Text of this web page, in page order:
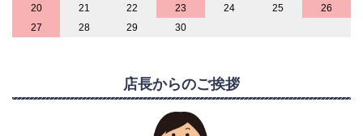
20
21 22 23 24 25
26
27
28 29 30
店長からのご挨拶